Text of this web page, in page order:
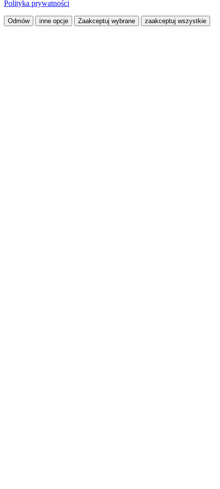
Polityka prywatności
Odmów inne opcje Zaakceptuj wybrane zaakceptuj wszystkie